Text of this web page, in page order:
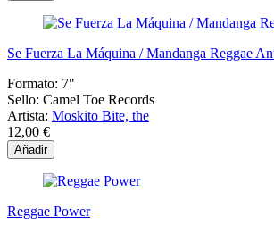
Se Fuerza La Máquina / Mandanga Reggae
Formato: 7"
Sello: Camel Toe Records
Artista: Moskito Bite, the
12,00 €
Añadir
Reggae Power